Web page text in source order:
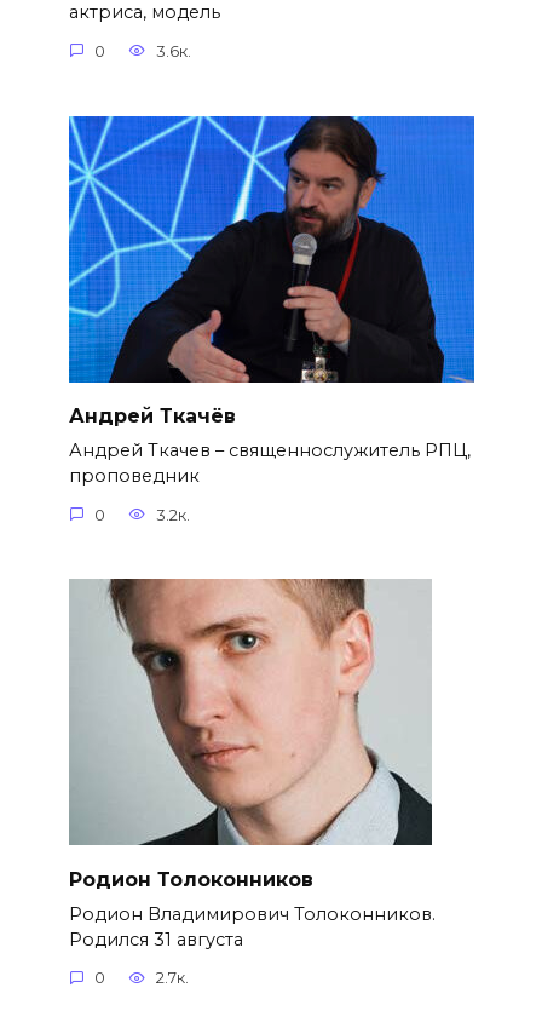
актриса, модель
0 3.6к.
Андрей Ткачёв
Андрей Ткачев – священнослужитель РПЦ,
проповедник
0 3.2к.
Родион Толоконников
Родион Владимирович Толоконников.
Родился 31 августа
0 2.7к.